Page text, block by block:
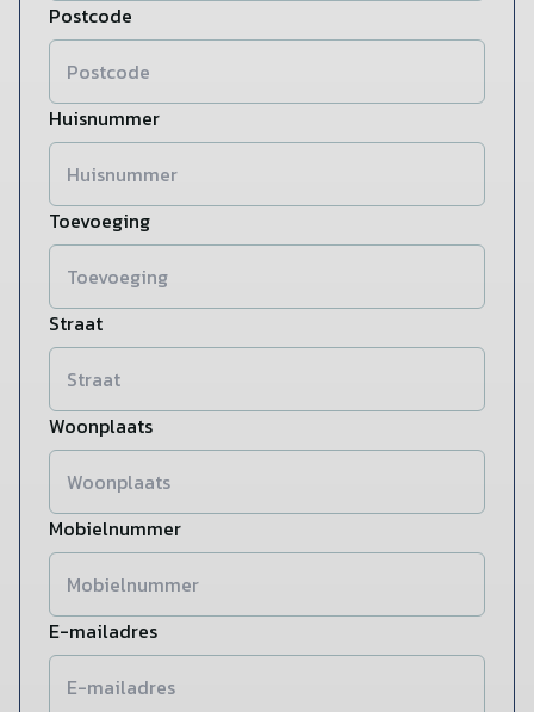
Postcode
Huisnummer
Toevoeging
Straat
Woonplaats
Mobielnummer
E-mailadres